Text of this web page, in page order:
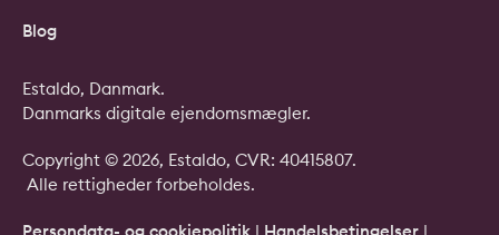
Blog
Copyright © 2026, Estaldo, CVR: 40415807.
Alle rettigheder forbeholdes.
Persondata- og cookiepolitik | Handelsbetingelser |
Estaldo, Danmark.
Danmarks digitale ejendomsmægler.